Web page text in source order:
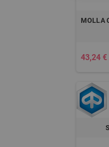
MOLLA
43,24 €